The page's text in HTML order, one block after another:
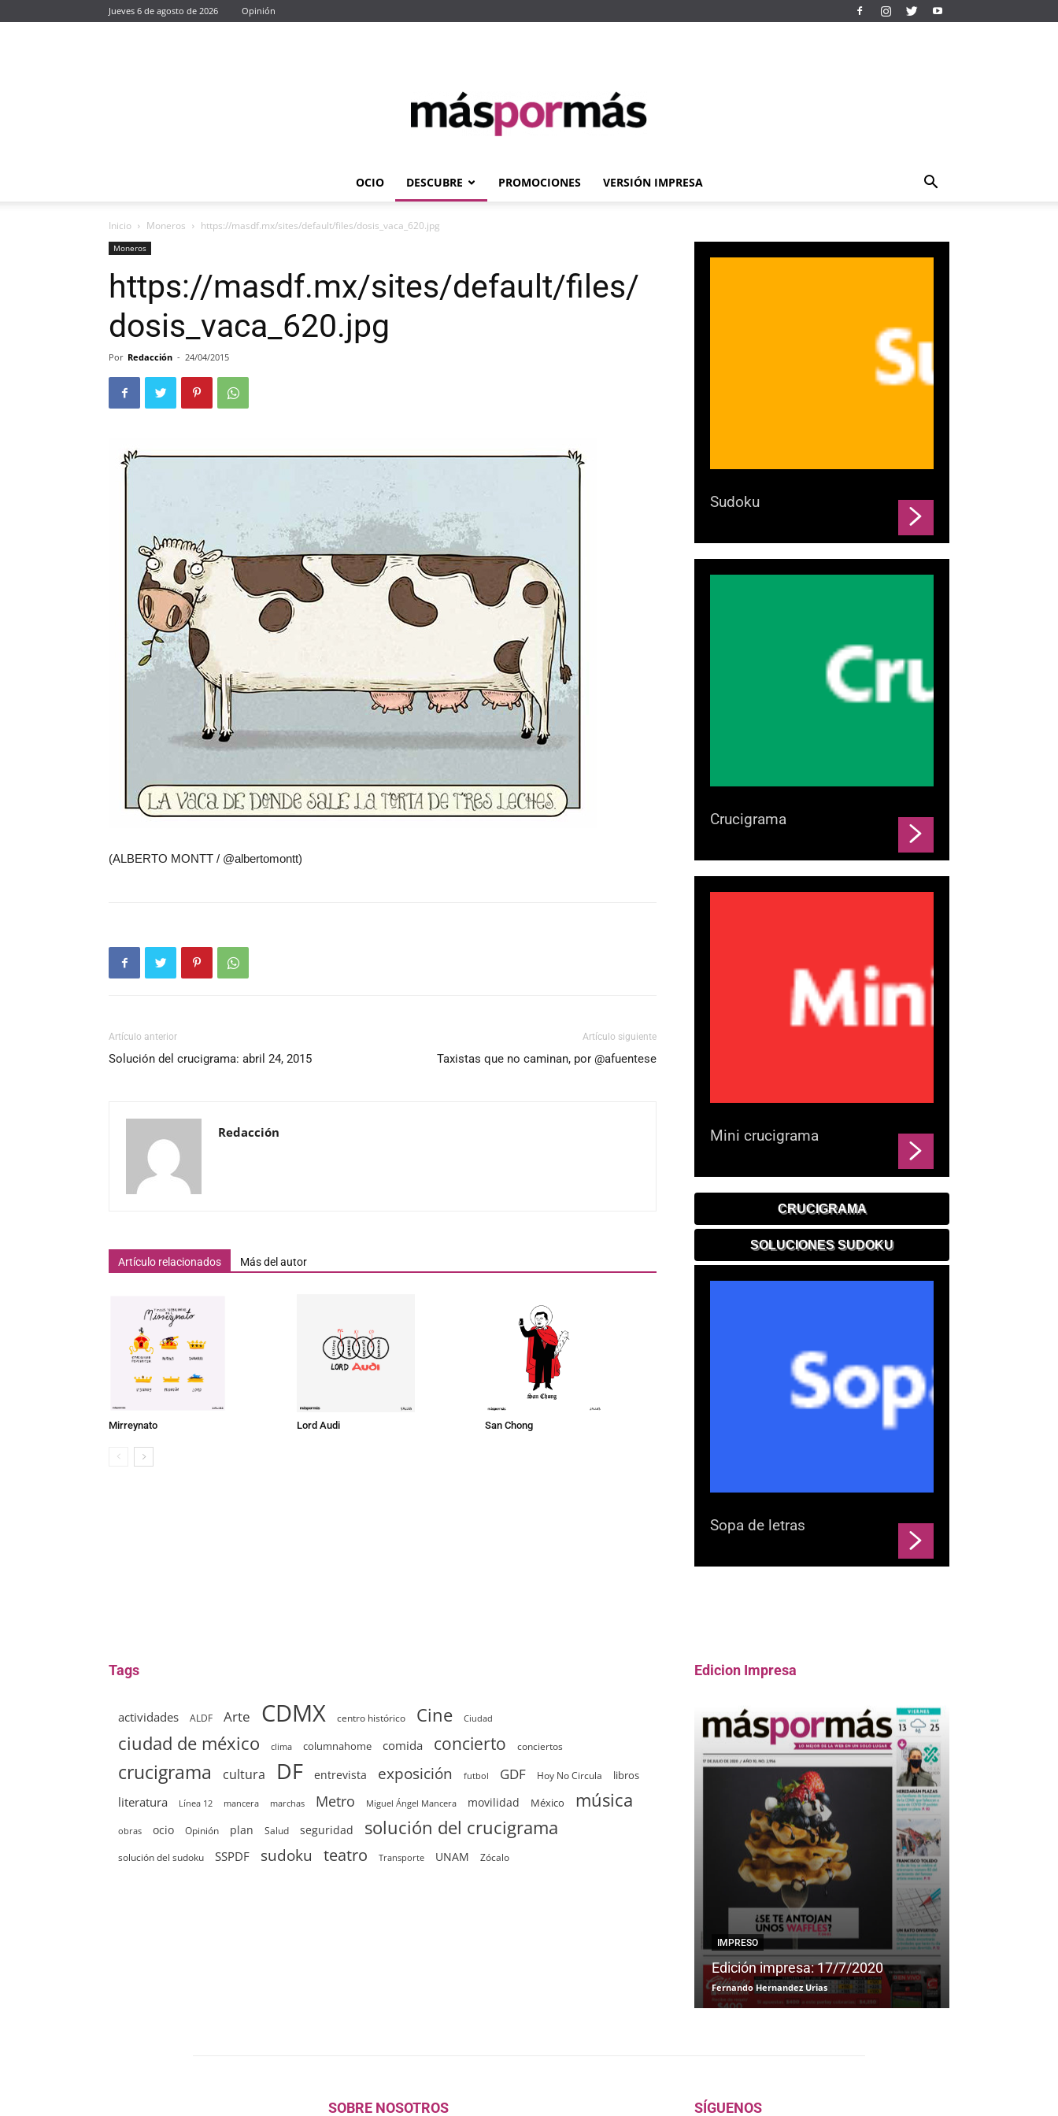
Jueves 6 de agosto de 2026 Opinión
Máspormás
OCIO DESCUBRE PROMOCIONES VERSIÓN IMPRESA
Inicio Moneros https://masdf.mx/sites/default/files/dosis_vaca_620.jpg
Moneros
https://masdf.mx/sites/default/files/
dosis_vaca_620.jpg
Por Redacción - 24/04/2015
(ALBERTO MONTT / @albertomontt)
Artículo anterior
Solución del crucigrama: abril 24, 2015
Artículo siguiente
Taxistas que no caminan, por @afuentese
Redacción
Artículo relacionados Más del autor
Mirreynato Lord Audi San Chong
Sudoku
Crucigrama
Mini crucigrama
CRUCIGRAMA
SOLUCIONES SUDOKU
Sopa de letras
Tags
actividades ALDF Arte CDMX centro histórico Cine Ciudad
ciudad de méxico clima columnahome comida concierto conciertos
crucigrama cultura DF entrevista exposición futbol GDF Hoy No Circula libros
literatura Línea 12 mancera marchas Metro Miguel Ángel Mancera movilidad México música
obras ocio Opinión plan Salud seguridad solución del crucigrama
solución del sudoku SSPDF sudoku teatro Transporte UNAM Zócalo
Edicion Impresa
IMPRESO
Edición impresa: 17/7/2020
Fernando Hernandez Urias
SOBRE NOSOTROS SÍGUENOS